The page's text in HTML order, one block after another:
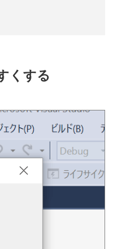
くする